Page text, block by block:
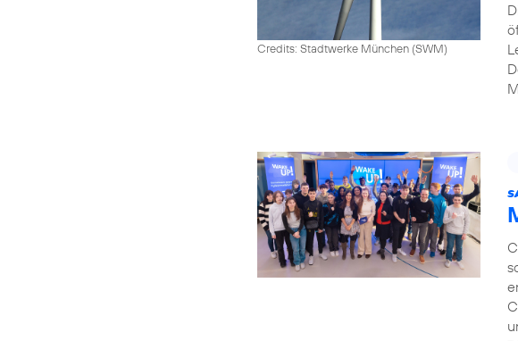
Credits: Stadtwerke München (SWM)